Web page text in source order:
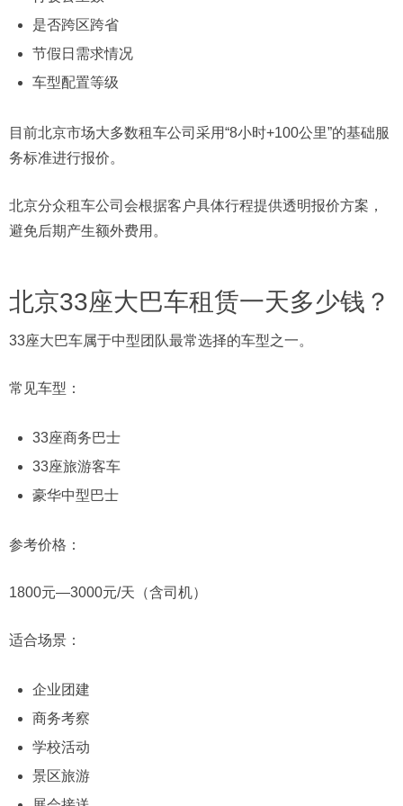
是否跨区跨省
节假日需求情况
车型配置等级
目前北京市场大多数租车公司采用“8小时+100公里”的基础服
务标准进行报价。
北京分众租车公司会根据客户具体行程提供透明报价方案，
避免后期产生额外费用。
北京33座大巴车租赁一天多少钱？
33座大巴车属于中型团队最常选择的车型之一。
常见车型：
33座商务巴士
33座旅游客车
豪华中型巴士
参考价格：
1800元—3000元/天（含司机）
适合场景：
企业团建
商务考察
学校活动
景区旅游